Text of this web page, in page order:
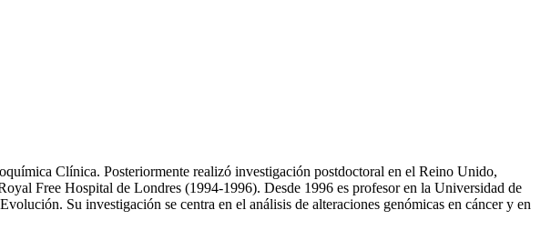
Clínica. Posteriormente realizó investigación postdoctoral en el Reino Unido,
Free Hospital de Londres (1994-1996). Desde 1996 es profesor en la Universidad de
Su investigación se centra en el análisis de alteraciones genómicas en cáncer y en